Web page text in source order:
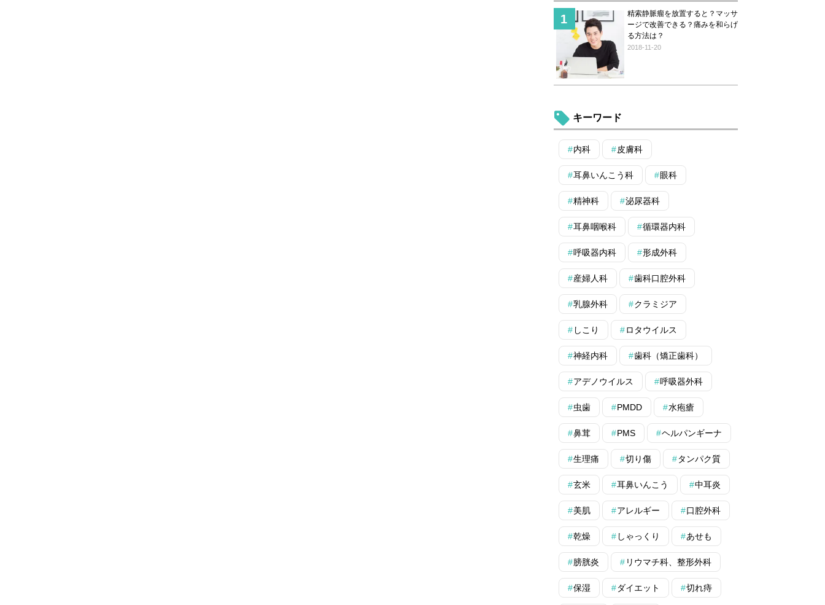
精索静脈瘤を放置すると？マッサ
ージで改善できる？痛みを和らげ
る方法は？
2018-11-20
キーワード
内科 皮膚科
耳鼻いんこう科 眼科
精神科 泌尿器科
耳鼻咽喉科 循環器内科
呼吸器内科 形成外科
産婦人科 歯科口腔外科
乳腺外科 クラミジア
しこり ロタウイルス
神経内科 歯科（矯正歯科）
アデノウイルス 呼吸器外科
虫歯 PMDD 水疱瘡
鼻茸 PMS ヘルパンギーナ
生理痛 切り傷 タンパク質
玄米 耳鼻いんこう 中耳炎
美肌 アレルギー 口腔外科
乾燥 しゃっくり あせも
膀胱炎 リウマチ科、整形外科
保湿 ダイエット 切れ痔